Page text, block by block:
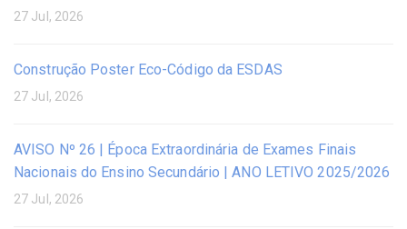
27 Jul, 2026
Construção Poster Eco-Código da ESDAS
27 Jul, 2026
AVISO Nº 26 | Época Extraordinária de Exames Finais
Nacionais do Ensino Secundário | ANO LETIVO 2025/2026
27 Jul, 2026